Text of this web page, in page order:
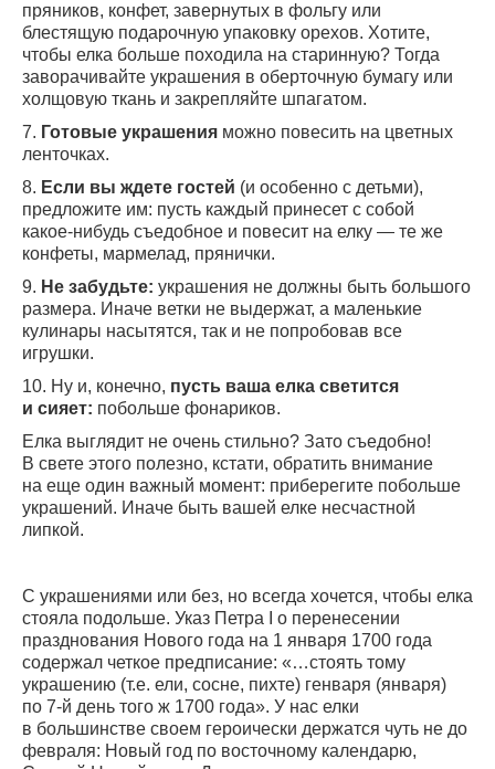
пряников, конфет, завернутых в фольгу или
блестящую подарочную упаковку орехов. Хотите,
чтобы елка больше походила на старинную? Тогда
заворачивайте украшения в оберточную бумагу или
холщовую ткань и закрепляйте шпагатом.
7. Готовые украшения можно повесить на цветных
ленточках.
8. Если вы ждете гостей (и особенно с детьми),
предложите им: пусть каждый принесет с собой
какое-нибудь съедобное и повесит на елку — те же
конфеты, мармелад, прянички.
9. Не забудьте: украшения не должны быть большого
размера. Иначе ветки не выдержат, а маленькие
кулинары насытятся, так и не попробовав все
игрушки.
10. Ну и, конечно, пусть ваша елка светится
и сияет: побольше фонариков.
Елка выглядит не очень стильно? Зато съедобно!
В свете этого полезно, кстати, обратить внимание
на еще один важный момент: приберегите побольше
украшений. Иначе быть вашей елке несчастной
липкой.
С украшениями или без, но всегда хочется, чтобы елка
стояла подольше. Указ Петра I о перенесении
празднования Нового года на 1 января 1700 года
содержал четкое предписание: «…стоять тому
украшению (т.е. ели, сосне, пихте) генваря (января)
по 7-й день того ж 1700 года». У нас елки
в большинстве своем героически держатся чуть не до
февраля: Новый год по восточному календарю,